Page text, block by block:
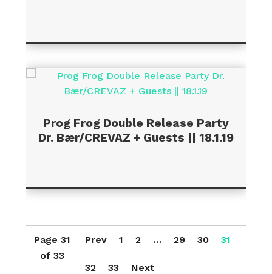
Prog Frog Double Release Party
Dr. Bær/CREVAZ + Guests || 18.1.19
Page 31
of 33
Prev 1 2 … 29 30 31
32 33 Next